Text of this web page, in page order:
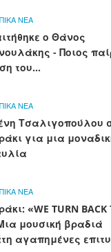
ΝΕΑ
ο Θάνος
- Ποιος
του...
ΝΕΑ
Τσαλιγοπούλου
για μια
ΝΕΑ
«WE TURN BACK
μουσική βραδιά
αγαπημένες